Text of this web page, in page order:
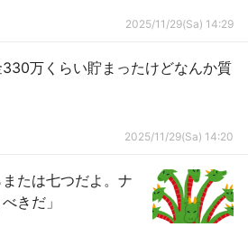
2025/11/29(Sa) 14:29
万くらい貯まったけどなんか質
2025/11/29(Sa) 14:20
たは七つだよ。ナ
きだ」